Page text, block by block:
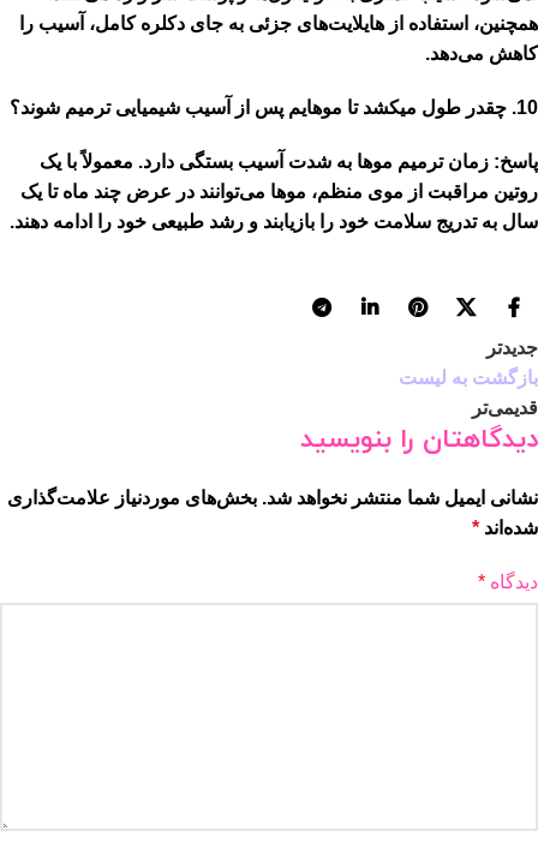
همچنین، استفاده از هایلایت‌های جزئی به جای دکلره کامل، آسیب را
کاهش می‌دهد.
10. چقدر طول میکشد تا موهایم پس از آسیب شیمیایی ترمیم شوند؟
پاسخ: زمان ترمیم موها به شدت آسیب بستگی دارد. معمولاً با یک
روتین مراقبت از موی منظم، موها می‌توانند در عرض چند ماه تا یک
سال به تدریج سلامت خود را بازیابند و رشد طبیعی خود را ادامه دهند.
جدیدتر
بازگشت به لیست
قدیمی‌تر
دیدگاهتان را بنویسید
نشانی ایمیل شما منتشر نخواهد شد. بخش‌های موردنیاز علامت‌گذاری
شده‌اند *
دیدگاه *